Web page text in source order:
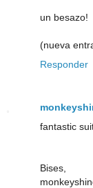
un besazo!
(nueva
Responder
fantastic
Bises,